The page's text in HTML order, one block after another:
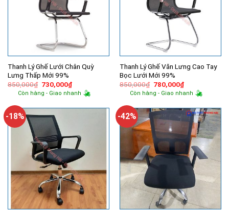
Thanh Lý Ghế Lưới Chân Quỳ
Lưng Thấp Mới 99%
850,000₫ Giá
gốc
là:
730,000₫Giá
hiện
tại
730,000₫.
Còn hàng - Giao nhanh
Thanh Lý Ghế Văn Lưng Cao Tay
Bọc Lưới Mới 99%
850,000₫ Giá
gốc
là:
780,000₫Giá
hiện
tại
780,000₫.
Còn hàng - Giao nhanh
-18% -42%